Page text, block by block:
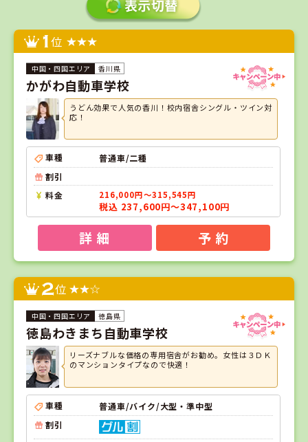
1位
香川県
かがわ自動車学校
うどん効果で人気の香川！校内宿舎シングル・ツイン対
応！
車種
普通車/二種
割引
料金
216,000円～315,545円
税込 237,600円～347,100円
詳 細 予 約
2位
徳島県
徳島わきまち自動車学校
リーズナブルな価格の専用宿舎がお勧め。女性は３ＤＫ
のマンションタイプなので快適！
車種
普通車/バイク/大型・準中型
割引